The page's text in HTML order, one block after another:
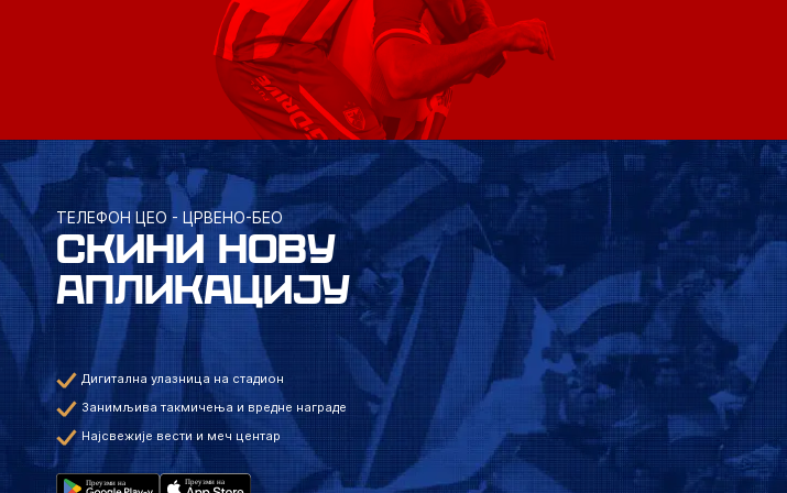
ТЕЛЕФОН ЦЕО - ЦРВЕНО-БЕО
СКИНИ НОВУ
АПЛИКАЦИЈУ
Дигитална улазница на стадион
Занимљива такмичења и вредне награде
Најсвежије вести и меч центар